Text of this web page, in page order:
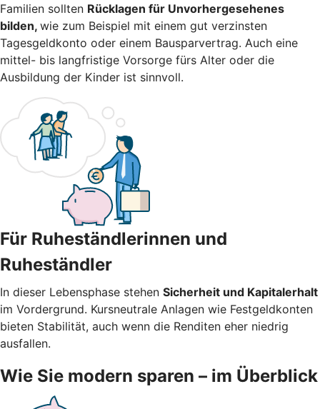
Familien sollten Rücklagen für Unvorhergesehenes
bilden, wie zum Beispiel mit einem gut verzinsten
Tagesgeldkonto oder einem Bausparvertrag. Auch eine
mittel- bis langfristige Vorsorge fürs Alter oder die
Ausbildung der Kinder ist sinnvoll.
Für Ruheständlerinnen und
Ruheständler
In dieser Lebensphase stehen Sicherheit und Kapitalerhalt
im Vordergrund. Kursneutrale Anlagen wie Festgeldkonten
bieten Stabilität, auch wenn die Renditen eher niedrig
ausfallen.
Wie Sie modern sparen – im Überblick